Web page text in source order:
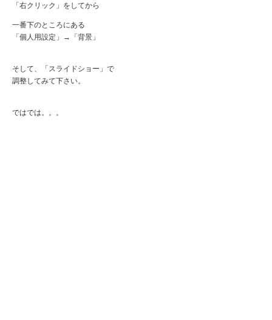
「右クリック」をしてから
一番下のところにある
「個人用設定」→「背景」
そして、「スライドショー」で
調整してみて下さい。
ではでは。。。